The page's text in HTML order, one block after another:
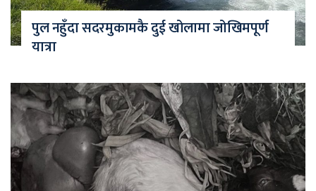
पुल नहुँदा सदरमुकामकै दुई खोलामा जोखिमपूर्ण
यात्रा